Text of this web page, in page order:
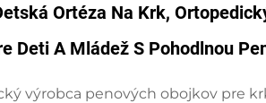
Ortéza Na Krk,
Deti A Mládež S Pohodlnou
výrobca penových obojkov pre